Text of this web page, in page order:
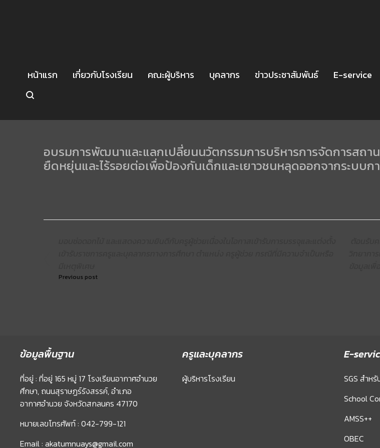
หน้าแรก เกี่ยวกับโรงเรียน คณะผู้บริหาร บุคลากร ข่าวประชาสัมพันธ์ E-service
อบรมการพัฒนาและแลกเปลี่ยนนวัตกรรมการบริหารการจัดการสถ
ยืดหยุ่นและไร้รอยต่อเพื่อป้องกันเด็กและเยาวชนหลุดออกจากระบบกา
Previous post
ข้อมูลพื้นฐาน
ที่อยู่ : ที่อยู่ 165 หมู่ 17 โรงเรียนอากาศอำนวย
ศึกษา, ถนนสุราษฏร์รังสรรค์, อำเภอ
อากาศอำนวย จังหวัดสกลนคร 47170
หมายเลขโทรศัพท์ : 042-799-121
Email : akatumnuays@gmail.com
ครูและบุคลากร
ผู้บริหารโรงเรียน
E-
SGS สำห
School
AMSS++
OBEC